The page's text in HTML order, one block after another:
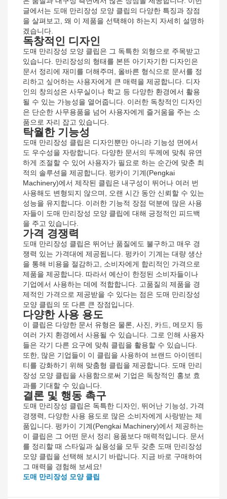
글에서는 도매 만리장성 모양 클립의 다양한 특징과 장점
을 살펴보고, 왜 이 제품을 선택해야 하는지 자세히 설명하
겠습니다.
독창적인 디자인
도매 만리장성 모양 클립은 그 독특한 외형으로 주목받고
있습니다. 만리장성의 형태를 본뜬 아기자기한 디자인은
문서 정리에 재미를 더해주며, 올바른 형식으로 문서를 정
리하고 싶어하는 사용자에게 큰 매력을 제공합니다. 디자
인의 창의성은 사무실이나 학교 등 다양한 환경에서 활용
될 수 있는 가능성을 열어줍니다. 이러한 독창적인 디자인
은 단순한 사무용품을 넘어 사용자에게 즐거움을 주는 소
품으로 자리 잡고 있습니다.
탁월한 기능성
도매 만리장성 클립은 디자인뿐만 아니라 기능성 면에서
도 우수성을 자랑합니다. 다양한 문서의 두께에 맞춰 유연
하게 조절할 수 있어 사용자가 필요로 하는 순간에 맞춘 최
적의 솔루션을 제공합니다. 펑카이 기계(Pengkai
Machinery)에서 제작된 클립은 내구성이 뛰어나 여러 번
사용해도 변형되지 않으며, 오랜 시간 동안 신뢰할 수 있는
성능을 유지합니다. 이러한 기능적 장점 덕분에 많은 사용
자들이 도매 만리장성 모양 클립에 대해 긍정적인 피드백
을 주고 있습니다.
가격 경쟁력
도매 만리장성 클립은 뛰어난 품질에도 불구하고 매우 경
쟁력 있는 가격대에 제공됩니다. 펑카이 기계는 대량 생산
을 통해 비용을 절감하고, 소비자에게 합리적인 가격으로
제품을 제공합니다. 따라서 예산이 한정된 소비자들이나
기업에서 사용하는 데에 적합합니다. 고품질의 제품을 경
제적인 가격으로 제공받을 수 있다는 점은 도매 만리장성
모양 클립의 또 다른 큰 장점입니다.
다양한 사용 용도
이 클립은 다양한 문서 유형은 물론, 사진, 카드, 메모지 등
여러 가지 환경에서 사용될 수 있습니다. 그로 인해 사용자
들은 각기 다른 요구에 맞춰 클립을 활용할 수 있습니다.
또한, 많은 기업들이 이 클립을 사용하여 브랜드 아이덴티
티를 강화하기 위해 맞춤형 클립을 제공합니다. 도매 만리
장성 모양 클립을 사용함으로써 기업은 독창적인 홍보 효
과를 기대할 수 있습니다.
결론 및 행동 촉구
도매 만리장성 클립은 독특한 디자인, 뛰어난 기능성, 가격
경쟁력, 다양한 사용 용도로 많은 소비자에게 사랑받는 제
품입니다. 펑카이 기계(Pengkai Machinery)에서 제공하는
이 클립은 그 어떤 문서 정리 용품보다 매력적입니다. 문서
를 정리할 때 스타일과 실용성을 모두 갖춘 도매 만리장성
모양 클립을 선택해 보시기 바랍니다. 지금 바로 구매하여
그 매력을 경험해 보세요!
도매 만리장성 모양 클립